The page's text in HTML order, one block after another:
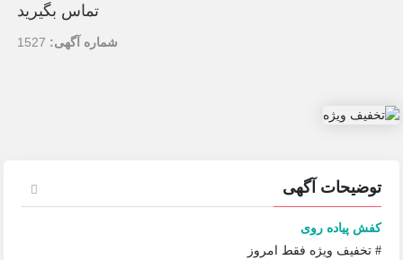
تماس بگیرید
شماره آگهی: 1527
توضیحات آگهی
کفش پیاده روی
# تخفیف ویژه فقط امروز